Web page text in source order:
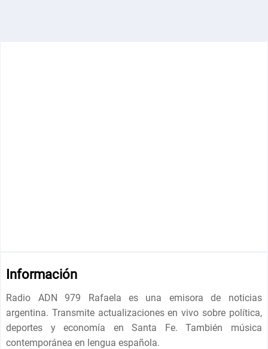
Información
Radio ADN 979 Rafaela es una emisora ​​de noticias
argentina. Transmite actualizaciones en vivo sobre política,
deportes y economía en Santa Fe. También música
contemporánea en lengua española.